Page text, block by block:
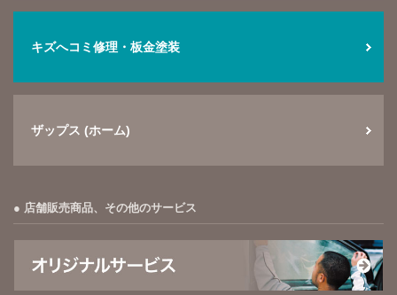
キズへコミ修理・板金塗装
ザップス (ホーム)
店舗販売商品、その他のサービス